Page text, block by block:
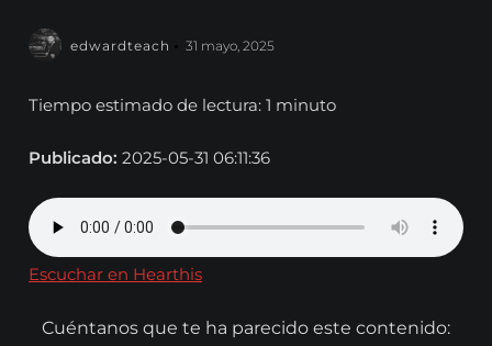
edwardteach 31 mayo, 2025
Tiempo estimado de lectura: 1 minuto
Publicado: 2025-05-31 06:11:36
Escuchar en Hearthis
Cuéntanos que te ha parecido este contenido: